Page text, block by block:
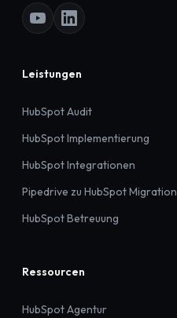
Leistungen
HubSpot Audit
HubSpot Implementierung
HubSpot Integrationen
Pipedrive zu HubSpot Migration
HubSpot Betreuung
Ressourcen
HubSpot Agentur